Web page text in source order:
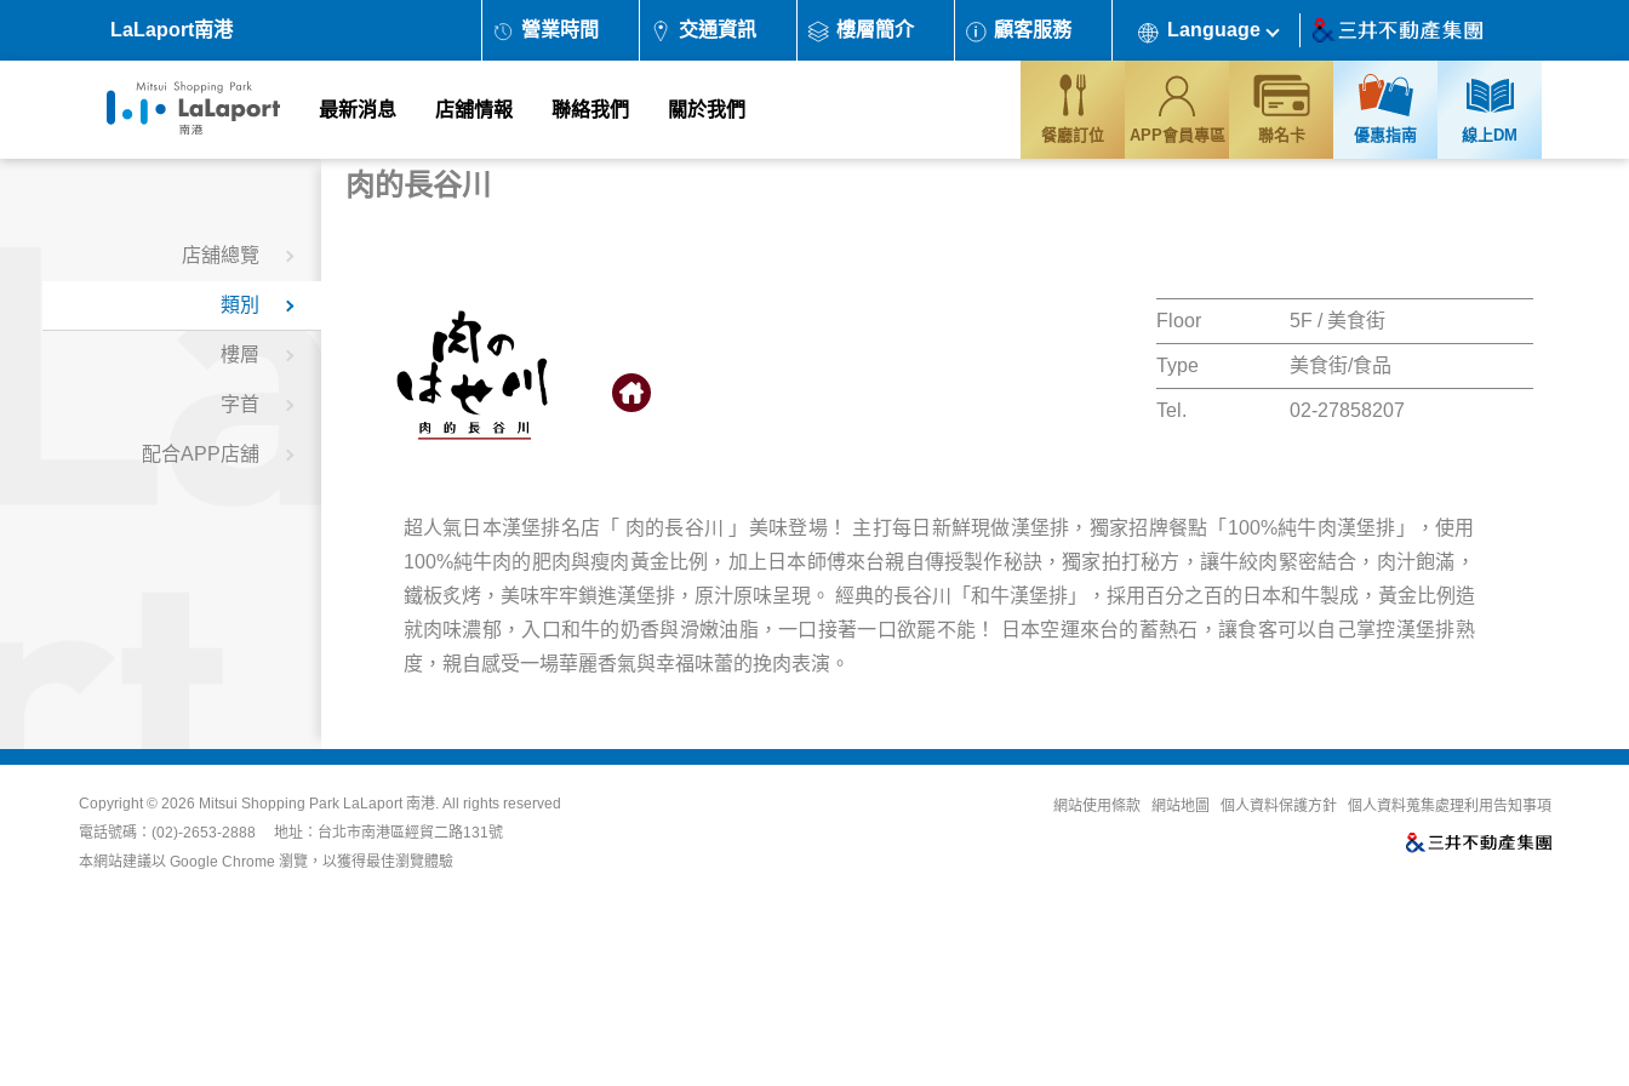
LaLaport南港 營業時間 交通資訊 樓層簡介 顧客服務 Language
最新消息 店舖情報 聯絡我們 關於我們
餐廳訂位 APP會員專區 聯名卡 優惠指南 線上DM
店舖總覽
類別
樓層
字首
配合APP店舖
肉的長谷川
超人氣日本漢堡排名店「 肉的長谷川 」美味登場！ 主打每日新鮮現做漢堡排，獨家招牌餐點「100%純牛肉漢堡排」，使用
100%純牛肉的肥肉與瘦肉黃金比例，加上日本師傅來台親自傳授製作秘訣，獨家拍打秘方，讓牛絞肉緊密結合，肉汁飽滿，
鐵板炙烤，美味牢牢鎖進漢堡排，原汁原味呈現。 經典的長谷川「和牛漢堡排」，採用百分之百的日本和牛製成，黃金比例造
就肉味濃郁，入口和牛的奶香與滑嫩油脂，一口接著一口欲罷不能！ 日本空運來台的蓄熱石，讓食客可以自己掌控漢堡排熟
度，親自感受一場華麗香氣與幸福味蕾的挽肉表演。
Floor 5F / 美食街
Type 美食街/食品
Tel. 02-27858207
Copyright © 2026 Mitsui Shopping Park LaLaport 南港. All rights reserved
電話號碼：(02)-2653-2888 地址：台北市南港區經貿二路131號
本網站建議以 Google Chrome 瀏覽，以獲得最佳瀏覽體驗
網站使用條款 網站地圖 個人資料保護方針 個人資料蒐集處理利用告知事項